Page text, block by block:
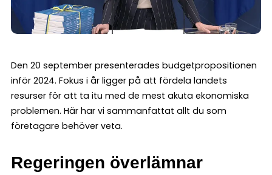
Den 20 september presenterades budgetpropositionen
inför 2024. Fokus i år ligger på att fördela landets
resurser för att ta itu med de mest akuta ekonomiska
problemen. Här har vi sammanfattat allt du som
företagare behöver veta.
Regeringen överlämnar